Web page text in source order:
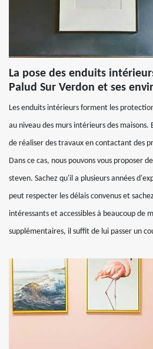
La pose des enduits
Palud Sur Verdon et ses
Les enduits intérieurs forment les
au niveau des murs intérieurs des
de réaliser des travaux en contactant des
Dans ce cas, nous pouvons vous proposer
steven. Sachez qu'il a plusieurs années
peut respecter les délais convenus et
intéressants et accessibles à beaucoup de
supplémentaires, il suffit de lui passer un